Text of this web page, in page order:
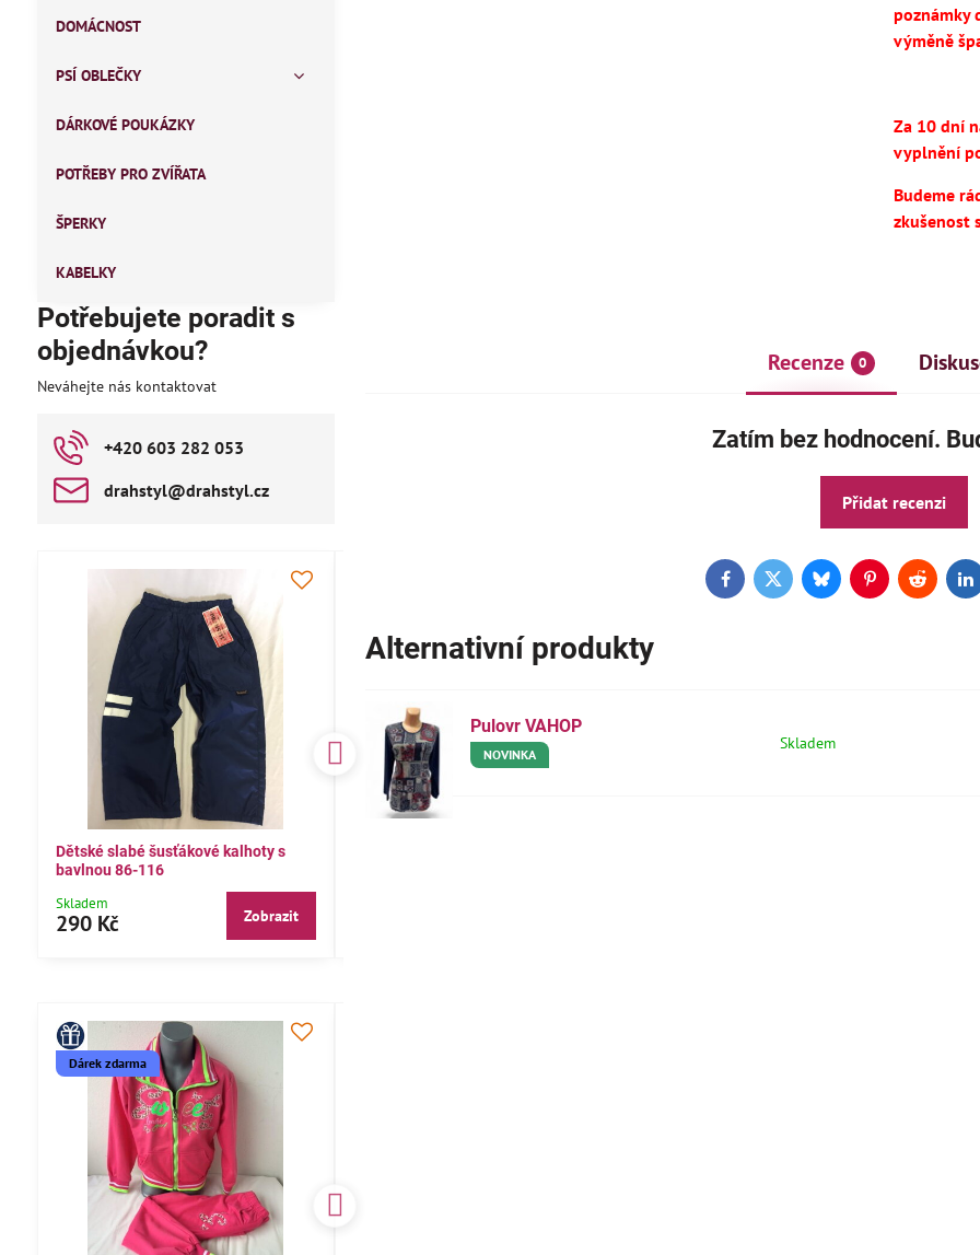
poznámky
výměně
Za 10 dní
vyplnění
Budeme
zkušenost
Recenze 0
Zatím bez hodnocení.
Přidat recenzi
FacebookTwitterBlueskyPinterestReddit
Alternativní produkty
Pulovr VAHOP
NOVINKA
Skladem
DOMÁCNOST
PSÍ OBLEČKY
DÁRKOVÉ POUKÁZKY
POTŘEBY PRO ZVÍŘATA
ŠPERKY
KABELKY
Potřebujete poradit s
objednávkou?
Neváhejte nás kontaktovat
+420 603 282 053
drahstyl​@drahstyl​.cz
Dětské slabé šusťákové kalhoty s
bavlnou 86-116
Skladem
290 Kč Zobrazit
Dárek zdarma